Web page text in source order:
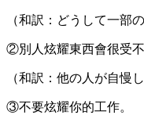
（和訳：どうして一部
②別人炫耀東西會很受不
（和訳：他の人が自慢
③不要炫耀你的工作。